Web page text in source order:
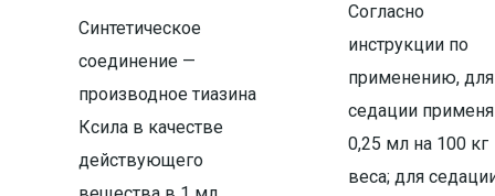
Синтетическое
соединение —
производное тиазина
Ксила в качестве
действующего
Согласно
инструкции по
применению, для
седации
0,25 мл на 100 кг
веса; для